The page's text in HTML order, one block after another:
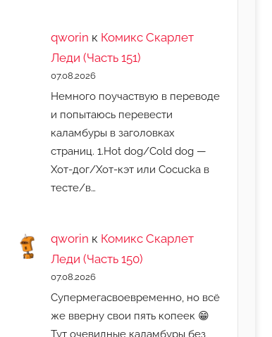
qworin к Комикс Скарлет
Леди (Часть 151)
07.08.2026
Немного поучаствую в переводе
и попытаюсь перевести
каламбуры в заголовках
страниц. 1.Hot dog/Cold dog —
Хот-дог/Хот-кэт или Cocucka в
тесте/в…
qworin к Комикс Скарлет
Леди (Часть 150)
07.08.2026
Супермегасвоевременно, но всё
же вверну свои пять копеек 😁
Тут очевидные каламбуры без